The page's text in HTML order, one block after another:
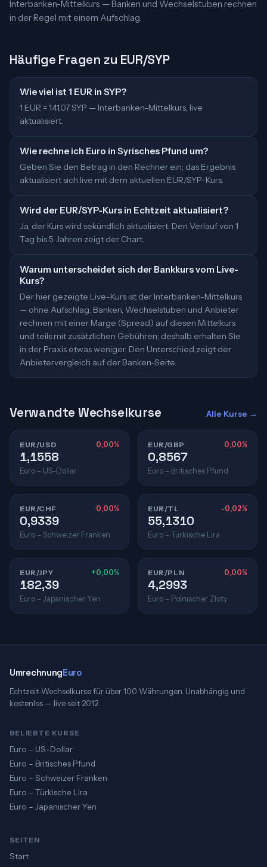
Interbanken-Mittelkurs — Banken und Wechselstuben rechnen
in der Regel mit einem Aufschlag.
Häufige Fragen zu EUR/SYP
Wie viel ist 1 EUR in SYP?
1 EUR = 141,07 SYP — Interbanken-Mittelkurs, live
aktualisiert.
Wie rechne ich Euro in Syrisches Pfund um?
Geben Sie den Betrag in den Rechner ein; das Ergebnis
aktualisiert sich live mit dem aktuellen EUR/SYP-Kurs.
Wird der EUR/SYP-Kurs in Echtzeit aktualisiert?
Ja, der Kurs wird sekündlich aktualisiert. Den Verlauf von 1
Tag bis 5 Jahren zeigt der Chart.
Warum unterscheidet sich der Bankkurs vom Live-
Kurs?
Der hier gezeigte Live-Kurs ist der Interbanken-Mittelkurs
— ohne Aufschlag. Banken, Wechselstuben und Anbieter
rechnen mit einer Marge (Spread) auf diesen Mittelkurs
und teils mit zusätzlichen Gebühren; deshalb erhalten Sie
in der Praxis etwas weniger. Den Unterschied zeigt der
Anbietervergleich auf der Banken-Seite.
Verwandte Wechselkurse Alle Kurse →
EUR/USD 0,00%
1,1558
Euro – US-Dollar
EUR/GBP 0,00%
0,8567
Euro – Britisches Pfund
EUR/CHF 0,00%
0,9339
Euro – Schweizer Franken
EUR/TL -0,02%
55,1310
Euro – Türkische Lira
EUR/JPY +0,00%
182,39
Euro – Japanischer Yen
EUR/PLN 0,00%
4,2993
Euro – Polnischer Zloty
UmrechnungEuro
Echtzeit-Wechselkurse für über 100 Währungen. Unabhängig und
kostenlos — live seit 2012.
BELIEBTE KURSE
Euro – US-Dollar
Euro – Britisches Pfund
Euro – Schweizer Franken
Euro – Türkische Lira
Euro – Japanischer Yen
SEITEN
Start